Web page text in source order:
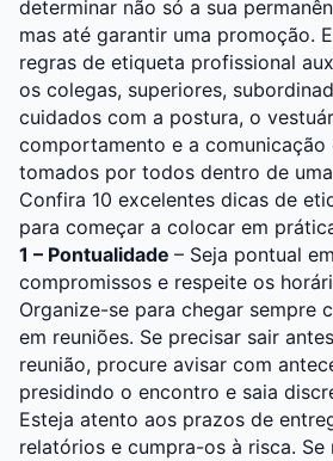
determinar não só a sua
mas até garantir uma promoção.
regras de etiqueta profissional
os colegas, superiores,
cuidados com a postura, o
comportamento e a comunicação
tomados por todos dentro de
Confira 10 excelentes dicas de
para começar a colocar em
1 – Pontualidade – Seja pontual
compromissos e respeite os
Organize-se para chegar sempre
em reuniões. Se precisar sair
reunião, procure avisar com
presidindo o encontro e saia
Esteja atento aos prazos de
relatórios e cumpra-os à risca.